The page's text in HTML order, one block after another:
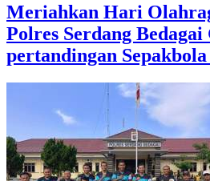
Meriahkan Hari
Polres Serdang
pertandingan